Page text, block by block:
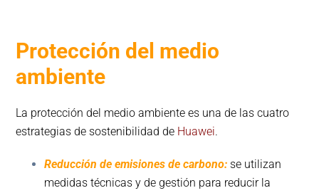
Protección del medio
ambiente
La protección del medio ambiente es una de las cuatro
estrategias de sostenibilidad de Huawei.
Reducción de emisiones de carbono: se utilizan
medidas técnicas y de gestión para reducir la